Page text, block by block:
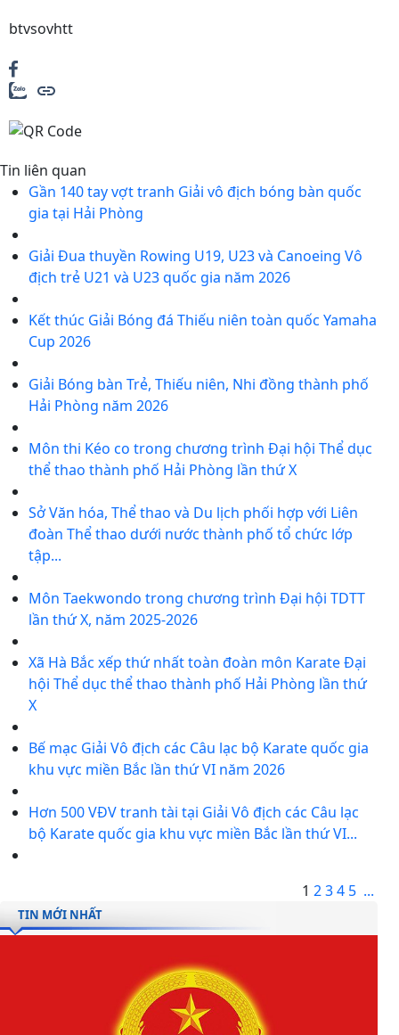
btvsovhtt
Tin liên quan
Gần 140 tay vợt tranh Giải vô địch bóng bàn quốc
gia tại Hải Phòng
Giải Đua thuyền Rowing U19, U23 và Canoeing Vô
địch trẻ U21 và U23 quốc gia năm 2026
Kết thúc Giải Bóng đá Thiếu niên toàn quốc Yamaha
Cup 2026
Giải Bóng bàn Trẻ, Thiếu niên, Nhi đồng thành phố
Hải Phòng năm 2026
Môn thi Kéo co trong chương trình Đại hội Thể dục
thể thao thành phố Hải Phòng lần thứ X
Sở Văn hóa, Thể thao và Du lịch phối hợp với Liên
đoàn Thể thao dưới nước thành phố tổ chức lớp
tập...
Môn Taekwondo trong chương trình Đại hội TDTT
lần thứ X, năm 2025-2026
Xã Hà Bắc xếp thứ nhất toàn đoàn môn Karate Đại
hội Thể dục thể thao thành phố Hải Phòng lần thứ
X
Bế mạc Giải Vô địch các Câu lạc bộ Karate quốc gia
khu vực miền Bắc lần thứ VI năm 2026
Hơn 500 VĐV tranh tài tại Giải Vô địch các Câu lạc
bộ Karate quốc gia khu vực miền Bắc lần thứ VI...
1 234 5 ...
TIN MỚI NHẤT